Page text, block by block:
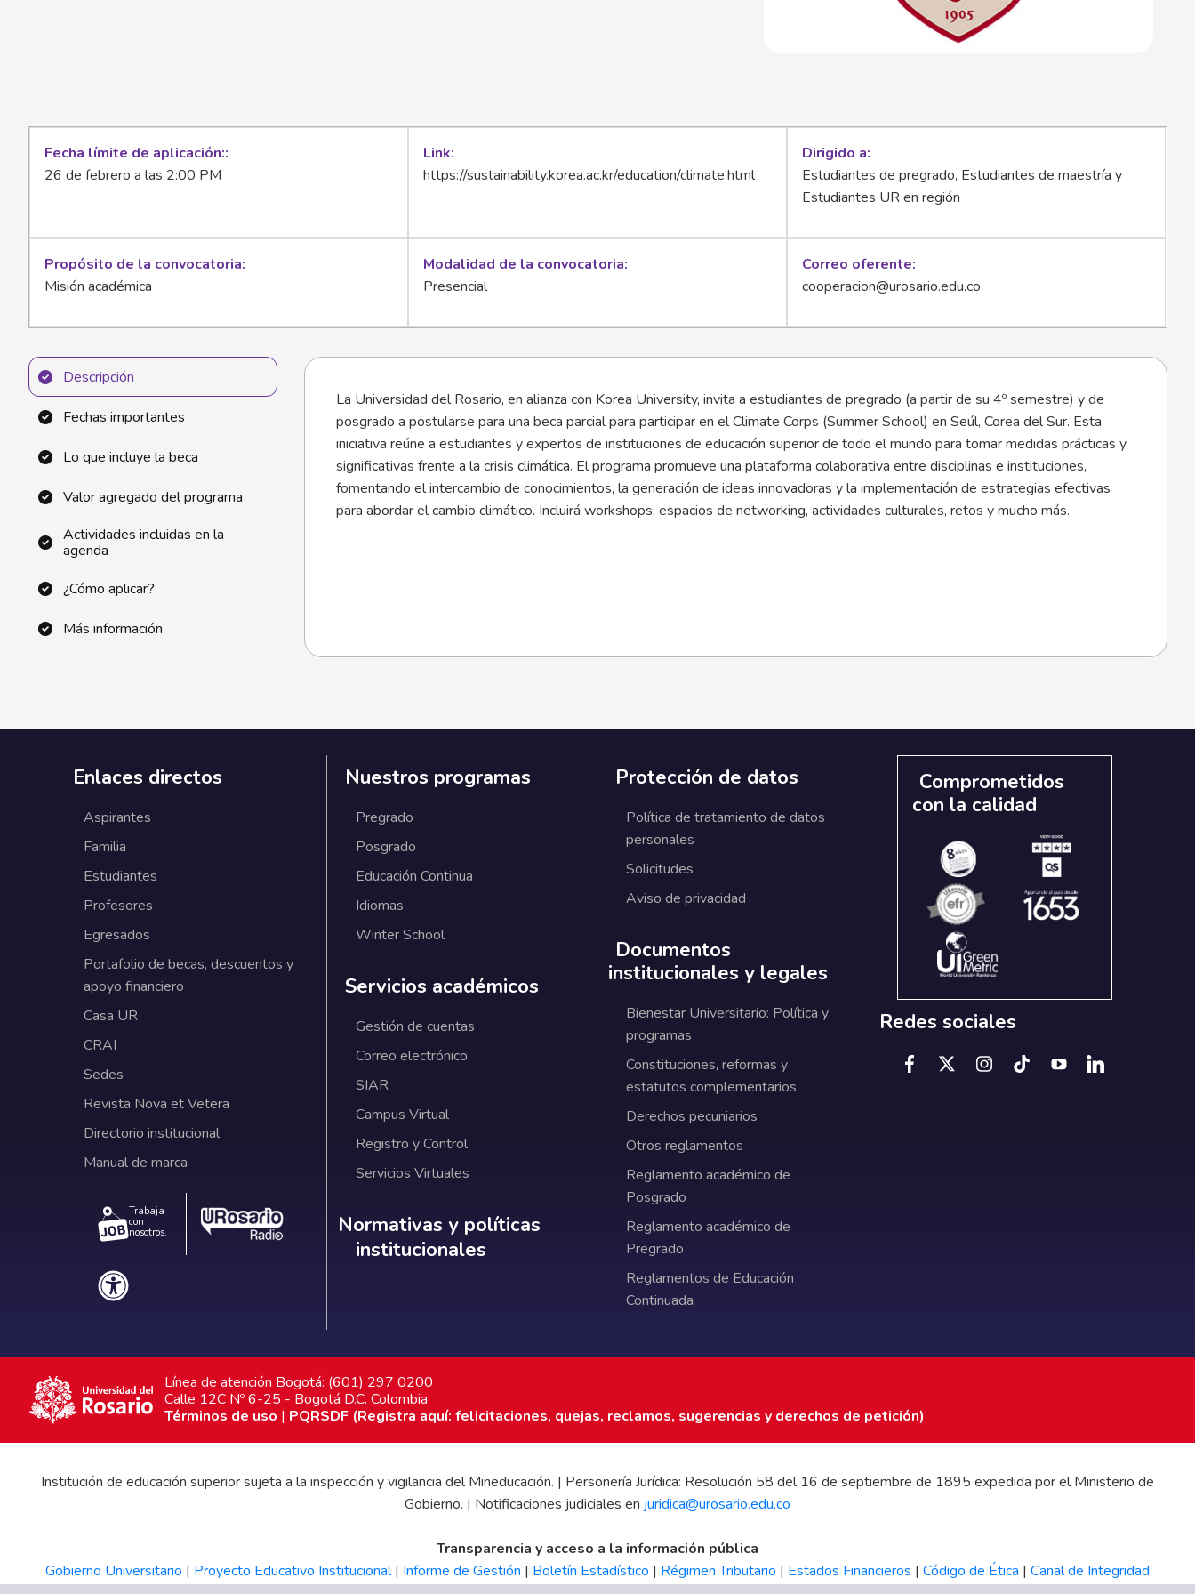
Fecha límite de aplicación:
26 de febrero a las 2:00 PM
Link
https://sustainability.korea.ac.kr/education/climate.html
Dirigido a
Estudiantes de pregrado, Estudiantes de maestría y
Estudiantes UR en región
Propósito de la convocatoria
Misión académica
Modalidad de la convocatoria
Presencial
Correo oferente
cooperacion@urosario.edu.co
Descripción
Fechas importantes
Lo que incluye la beca
Valor agregado del programa
Actividades incluidas en la
agenda
¿Cómo aplicar?
Más información
La Universidad del Rosario, en alianza con Korea University, invita a estudiantes de pregrado (a partir de su 4º semestre) y de
posgrado a postularse para una beca parcial para participar en el Climate Corps (Summer School) en Seúl, Corea del Sur. Esta
iniciativa reúne a estudiantes y expertos de instituciones de educación superior de todo el mundo para tomar medidas prácticas y
significativas frente a la crisis climática. El programa promueve una plataforma colaborativa entre disciplinas e instituciones,
fomentando el intercambio de conocimientos, la generación de ideas innovadoras y la implementación de estrategias efectivas
para abordar el cambio climático. Incluirá workshops, espacios de networking, actividades culturales, retos y mucho más.
Enlaces directos
Aspirantes
Familia
Estudiantes
Profesores
Egresados
Portafolio de becas, descuentos y
apoyo financiero
Casa UR
CRAI
Sedes
Revista Nova et Vetera
Directorio institucional
Manual de marca
Trabaja
con
nosotros.
Nuestros programas
Pregrado
Posgrado
Educación Continua
Idiomas
Winter School
Servicios académicos
Gestión de cuentas
Correo electrónico
SIAR
Campus Virtual
Registro y Control
Servicios Virtuales
Normativas y políticas institucionales
Normativas y políticas
institucionales
Protección de datos
Política de tratamiento de datos
personales
Solicitudes
Aviso de privacidad
Documentos
institucionales y legales
Bienestar Universitario: Política y
programas
Constituciones, reformas y
estatutos complementarios
Derechos pecuniarios
Otros reglamentos
Reglamento académico de
Posgrado
Reglamento académico de
Pregrado
Reglamentos de Educación
Continuada
Comprometidos
con la calidad
Redes sociales
Línea de atención Bogotá: (601) 297 0200
Calle 12C Nº 6-25 - Bogotá D.C. Colombia
Términos de uso | PQRSDF (Registra aquí: felicitaciones, quejas, reclamos, sugerencias y derechos de petición)
Institución de educación superior sujeta a la inspección y vigilancia del Mineducación. | Personería Jurídica: Resolución 58 del 16 de septiembre de 1895 expedida por el Ministerio de
Gobierno. | Notificaciones judiciales en juridica@urosario.edu.co
Transparencia y acceso a la información pública
Gobierno Universitario | Proyecto Educativo Institucional| Informe de Gestión | Boletín Estadístico | Régimen Tributario | Estados Financieros | Código de Ética | Canal de Integridad